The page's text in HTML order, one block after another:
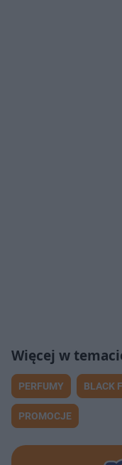
PERFUMY BLACK
PROMOCJE